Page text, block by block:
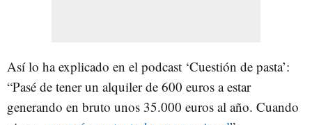
Así lo ha explicado en el podcast ‘Cuestión de pasta’:
“Pasé de tener un alquiler de 600 euros a estar
generando en bruto unos 35.000 euros al año. Cuando